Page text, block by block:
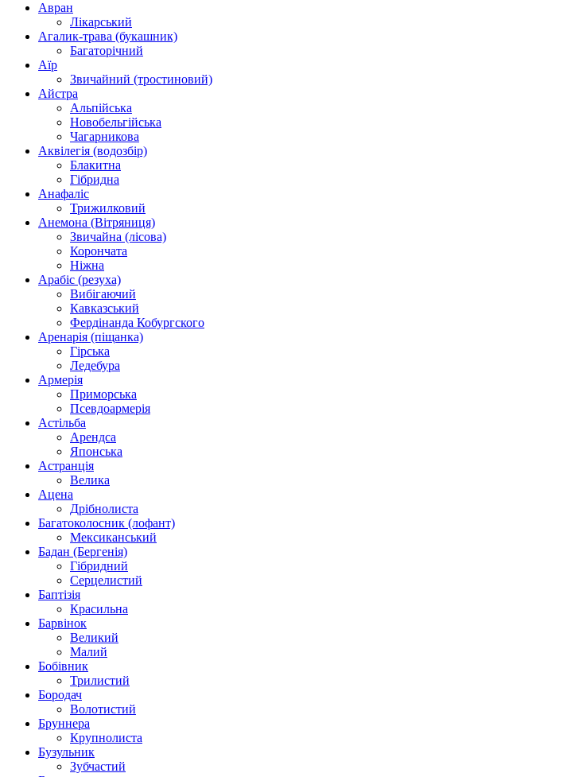
Авран
Лікарський
Агалик-трава (букашник)
Багаторічний
Аїр
Звичайний (тростиновий)
Айстра
Альпійська
Новобельгійська
Чагарникова
Аквілегія (водозбір)
Блакитна
Гібридна
Анафаліс
Трижилковий
Анемона (Вітряниця)
Звичайна (лісова)
Корончата
Ніжна
Арабіс (резуха)
Вибігаючий
Кавказський
Фердінанда Кобургского
Аренарія (піщанка)
Гірська
Ледебура
Армерія
Приморська
Псевдоармерія
Астільба
Арендса
Японська
Астранція
Велика
Ацена
Дрібнолиста
Багатоколосник (лофант)
Мексиканський
Бадан (Бергенія)
Гібридний
Серцелистий
Баптізія
Красильна
Барвінок
Великий
Малий
Бобівник
Трилистий
Бородач
Волотистий
Бруннера
Крупнолиста
Бузульник
Зубчастий